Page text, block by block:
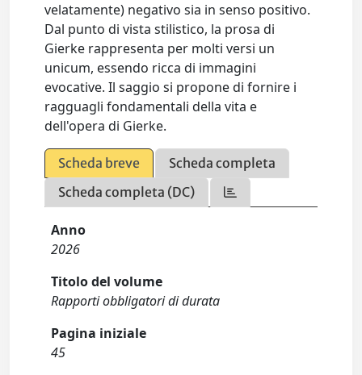
velatamente) negativo sia in senso positivo.
Dal punto di vista stilistico, la prosa di
Gierke rappresenta per molti versi un
unicum, essendo ricca di immagini
evocative. Il saggio si propone di fornire i
ragguagli fondamentali della vita e
dell'opera di Gierke.
Scheda breve
Scheda completa
Scheda completa (DC)
Anno
2026
Titolo del volume
Rapporti obbligatori di durata
Pagina iniziale
45